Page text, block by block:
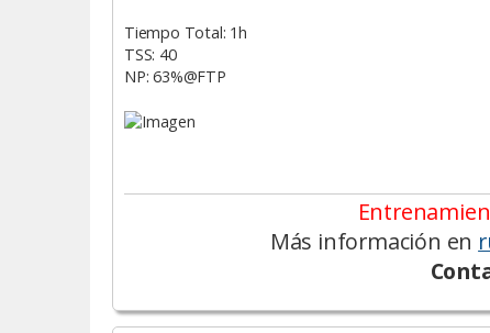
Tiempo Total: 1h
TSS: 40
NP: 63%@FTP
Más información en